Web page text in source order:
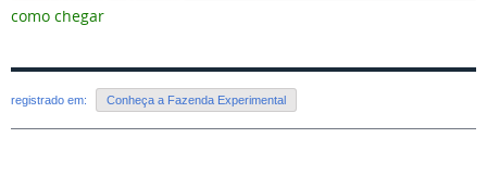
como chegar
registrado em: Conheça a Fazenda Experimental